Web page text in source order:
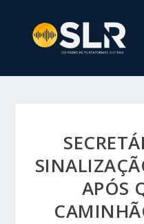
APÓS